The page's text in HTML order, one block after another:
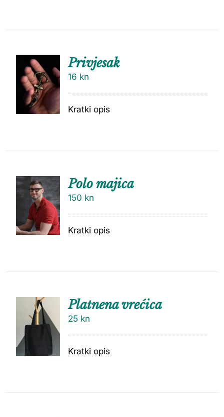
DODAJ
U
KOŠARI
CU
Privjesak
16 kn
Kratki opis
DODAJ
U
KOŠARI
Polo majica
150 kn
Kratki opis
DODAJ
Platnena vrećica
25 kn
Kratki opis